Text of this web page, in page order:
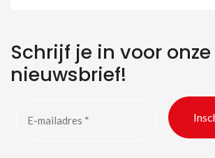
Schrijf je in voor onze
nieuwsbrief!